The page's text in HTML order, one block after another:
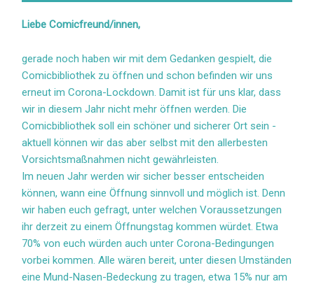
Liebe Comicfreund/innen,
gerade noch haben wir mit dem Gedanken gespielt, die
Comicbibliothek zu öffnen und schon befinden wir uns
erneut im Corona-Lockdown. Damit ist für uns klar, dass
wir in diesem Jahr nicht mehr öffnen werden. Die
Comicbibliothek soll ein schöner und sicherer Ort sein -
aktuell können wir das aber selbst mit den allerbesten
Vorsichtsmaßnahmen nicht gewährleisten.
Im neuen Jahr werden wir sicher besser entscheiden
können, wann eine Öffnung sinnvoll und möglich ist. Denn
wir haben euch gefragt, unter welchen Voraussetzungen
ihr derzeit zu einem Öffnungstag kommen würdet. Etwa
70% von euch würden auch unter Corona-Bedingungen
vorbei kommen. Alle wären bereit, unter diesen Umständen
eine Mund-Nasen-Bedeckung zu tragen, etwa 15% nur am